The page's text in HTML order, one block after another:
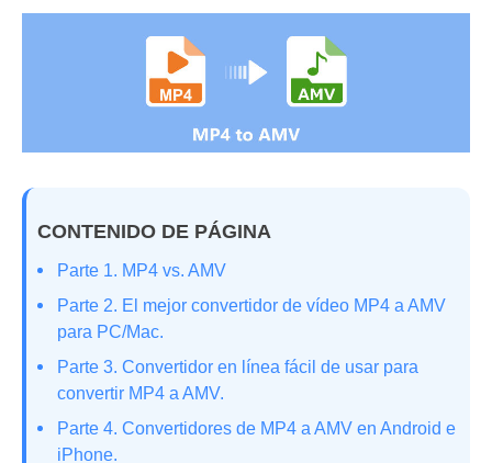
CONTENIDO DE PÁGINA
Parte 1. MP4 vs. AMV
Parte 2. El mejor convertidor de vídeo MP4 a AMV
para PC/Mac.
Parte 3. Convertidor en línea fácil de usar para
convertir MP4 a AMV.
Parte 4. Convertidores de MP4 a AMV en Android e
iPhone.